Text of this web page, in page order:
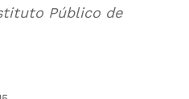
Público de